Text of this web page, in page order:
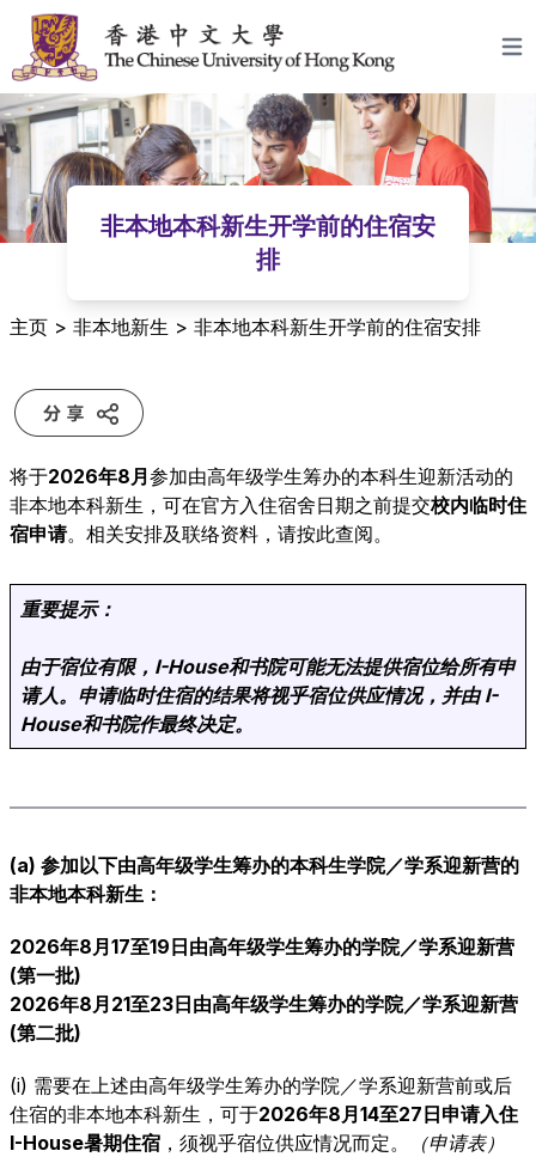
跳至内容
非本地本科新生开学前的住宿安
排
主页 > 非本地新生 > 非本地本科新生开学前的住宿安排
将于2026年8月 参加由高年级学生筹办的本科生迎新活动的
非本地本科新生，可在官方入住宿舍日期之前提交校内临时住
宿申请。相关安排及联络资料，请按此查阅。
重要提示：
由于宿位有限，I-House和书院可能无法提供宿位给所有申
请人。申请临时住宿的结果将视乎宿位供应情况，并由 I-
House和书院作最终决定。
(a) 参加以下由高年级学生筹办的本科生学院／学系迎新营的
非本地本科新生：
2026年8月17至19日由高年级学生筹办的学院／学系迎新营
(第一批)
2026年8月21至23日由高年级学生筹办的学院／学系迎新营
(第二批)
(i) 需要在上述由高年级学生筹办的学院／学系迎新营前或后
住宿的非本地本科新生，可于2026年8月14至27日申请入住
I-House暑期住宿 ，须视乎宿位供应情况而定。 （申请表）